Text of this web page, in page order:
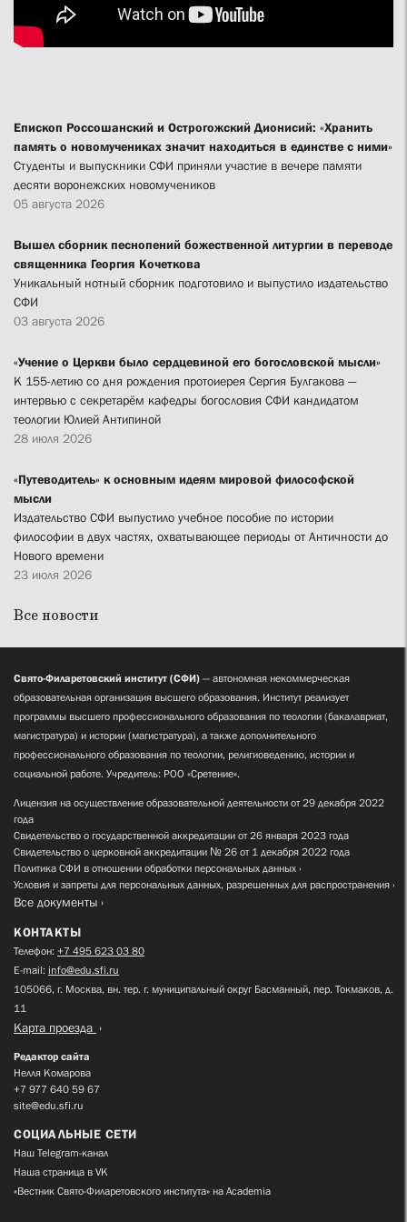
Епископ Россошанский и Острогожский Дионисий: «Хранить
память о новомучениках значит находиться в единстве с ними»
Студенты и выпускники СФИ приняли участие в вечере памяти
десяти воронежских новомучеников
05 августа 2026
Вышел сборник песнопений божественной литургии в переводе
священника Георгия Кочеткова
Уникальный нотный сборник подготовило и выпустило издательство
СФИ
03 августа 2026
«Учение о Церкви было сердцевиной его богословской мысли»
К 155-летию со дня рождения протоиерея Сергия Булгакова —
интервью с секретарём кафедры богословия СФИ кандидатом
теологии Юлией Антипиной
28 июля 2026
«Путеводитель» к основным идеям мировой философской
мысли
Издательство СФИ выпустило учебное пособие по истории
философии в двух частях, охватывающее периоды от Античности до
Нового времени
23 июля 2026
Все новости
Свято-Филаретовский институт (СФИ) — автономная некоммерческая
образовательная организация высшего образования. Институт реализует
программы высшего профессионального образования по теологии (бакалавриат,
магистратура) и истории (магистратура), а также дополнительного
профессионального образования по теологии, религиоведению, истории и
социальной работе. Учредитель: РОО «Сретение».
Лицензия на осуществление образовательной деятельности от 29 декабря 2022
года
Свидетельство о государственной аккредитации от 26 января 2023 года
Свидетельство о церковной аккредитации № 26 от 1 декабря 2022 года
Политика СФИ в отношении обработки персональных данных
Условия и запреты для персональных данных, разрешенных для распространения
Все документы
КОНТАКТЫ
Телефон: +7 495 623 03 80
E-mail: info@edu.sfi.ru
105066, г. Москва, вн. тер. г. муниципальный округ Басманный, пер. Токмаков, д.
11
Карта проезда
Редактор сайта
Нелля Комарова
+7 977 640 59 67
site@edu.sfi.ru
СОЦИАЛЬНЫЕ СЕТИ
Наш Telegram-канал
Наша страница в VK
«Вестник Свято-Филаретовского института» на Academia